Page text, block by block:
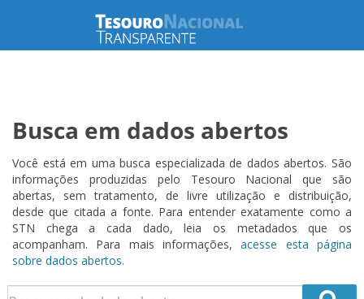
Busca em dados abertos
Você está em uma busca especializada de dados abertos. São
informações produzidas pelo Tesouro Nacional que são
abertas, sem tratamento, de livre utilização e distribuição,
desde que citada a fonte. Para entender exatamente como a
STN chega a cada dado, leia os metadados que os
acompanham. Para mais informações,acesse esta página
sobre dados abertos.